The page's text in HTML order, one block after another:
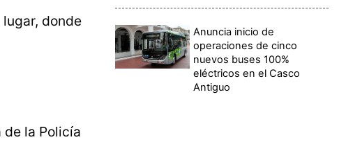
donde
la Policía
Anuncia inicio de
operaciones de cinco
nuevos buses 100%
eléctricos en el Casco
Antiguo